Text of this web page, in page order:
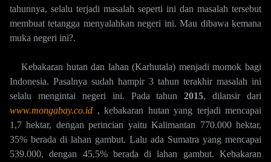
tahunnya, selalu terjadi masalah seperti ini dan masalah tersebut
membuat tetangga menyalahkan negeri ini. Mau dibawa kemana
muka negeri ini?.
Kebakaran hutan dan lahan (Karhutala) menjadi momok bagi
Indonesia. Pasalnya sudah hampir 3 tahun terakhir masalah ini
selalu mengintai negeri ini. Pada tahun2015, dilansir dari
www.mongabay.co.id , kebakaran hutan yang terjadi mencapai
1,7 hektar, dengan perincian yaitu Kalimantan 770.000 hektar,
35% berada di lahan gambut. Lalu ada Sumatra yang mencapai
539.000, dengan 45,5% berada di lahan gambut. Kebakaran